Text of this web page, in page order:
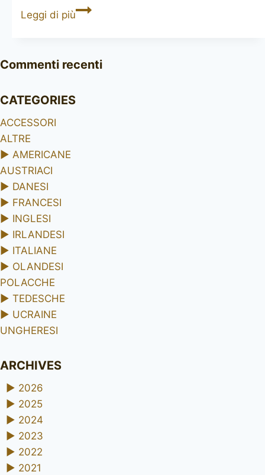
Leggi di piùJOHN
Commenti recenti
CATEGORIES
ACCESSORI
ALTRE
► AMERICANE
AUSTRIACI
► DANESI
► FRANCESI
► INGLESI
► IRLANDESI
► ITALIANE
► OLANDESI
POLACCHE
► TEDESCHE
► UCRAINE
UNGHERESI
ARCHIVES
► 2026
► 2025
► 2024
► 2023
► 2022
► 2021